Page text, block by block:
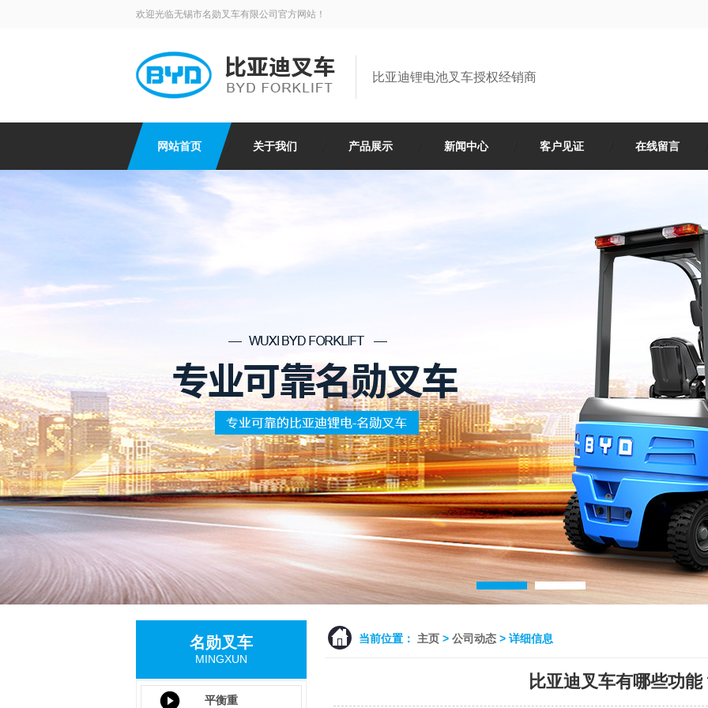
欢迎光临无锡市名勋叉车有限公司官方网站！
比亚迪锂电池叉车授权经销商
网站首页 关于我们 产品展示 新闻中心 客户见证 在线留言
当前位置： 主页 > 公司动态 > 详细信息
比亚迪叉车有哪些功能
名勋叉车
MINGXUN
平衡重